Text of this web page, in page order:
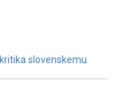
slovenskemu